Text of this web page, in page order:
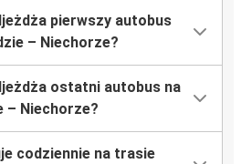
pierwszy autobus
– Niechorze?
ostatni autobus na
– Niechorze?
codziennie na trasie